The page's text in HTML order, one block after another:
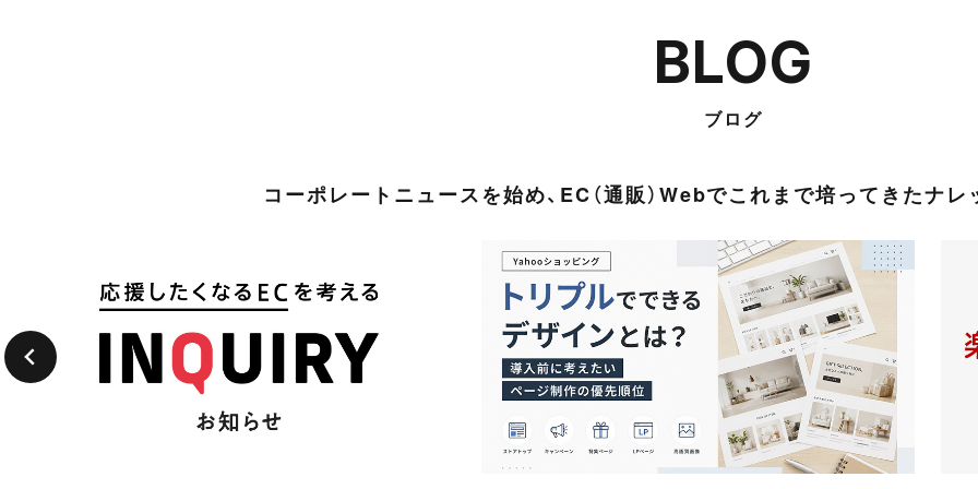
BLOG
ブログ
コーポレートニュースを始め、EC（通販）Webでこれまで培ってきたナ